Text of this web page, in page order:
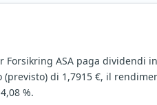
Forsikring ASA paga dividendi
(previsto) di 1,7915 €, il
%.